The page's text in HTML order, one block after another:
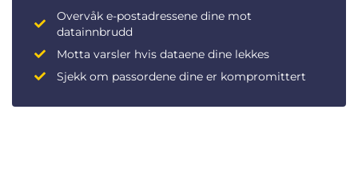
Overvåk e-postadressene dine mot
datainnbrudd
Motta varsler hvis dataene dine lekkes
Sjekk om passordene dine er kompromittert